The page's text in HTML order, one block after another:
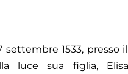
1533, presso
luce sua figlia,